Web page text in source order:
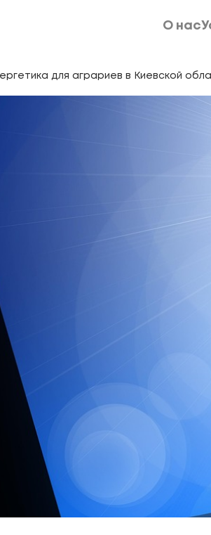
О нас
для аграриев в Киевской